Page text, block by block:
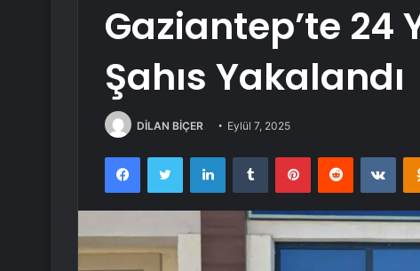
Gaziantep’te 24
Şahıs Yakalandı
DİLAN BİÇER Eylül 7, 2025
FacebookTwitter LinkedInTumblr PinterestReddit